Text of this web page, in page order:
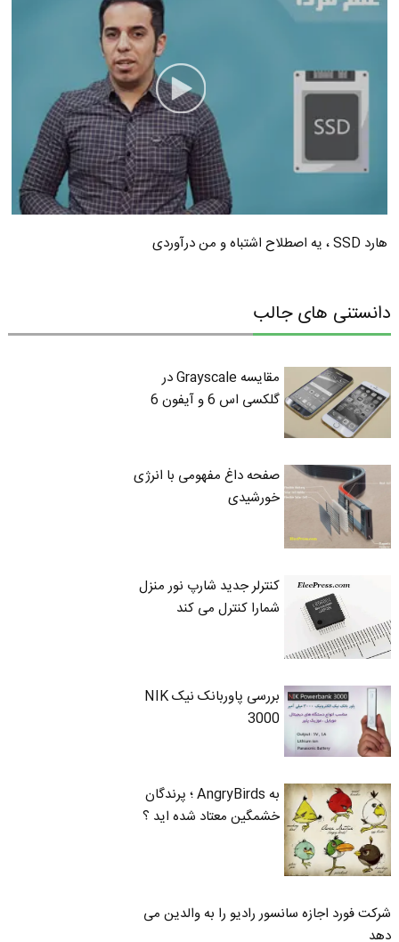
هارد SSD ، یه اصطلاح اشتباه و من درآوردی
دانستنی های جالب
مقایسه Grayscale در
گلکسی اس 6 و آیفون 6
صفحه داغ مفهومی با انرژی
خورشیدی
کنترلر جدید شارپ نور منزل
شمارا کنترل می کند
بررسی پاوربانک نیک NIK
3000
به AngryBirds ؛ پرندگان
خشمگین معتاد شده اید ؟
شرکت فورد اجازه سانسور رادیو را به والدین می
دهد